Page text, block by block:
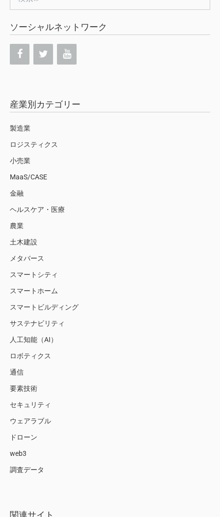
索:
ソーシャルネットワーク
産業別カテゴリー
製造業
ロジスティクス
小売業
MaaS/CASE
金融
ヘルスケア・医療
農業
土木建設
メタバース
スマートシティ
スマートホーム
スマートビルディング
サステナビリティ
人工知能（AI）
ロボティクス
通信
要素技術
セキュリティ
ウェアラブル
ドローン
web3
調査データ